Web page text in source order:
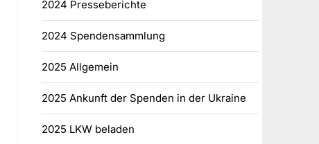
2024 Presseberichte
2024 Spendensammlung
2025 Allgemein
2025 Ankunft der Spenden in der Ukraine
2025 LKW beladen